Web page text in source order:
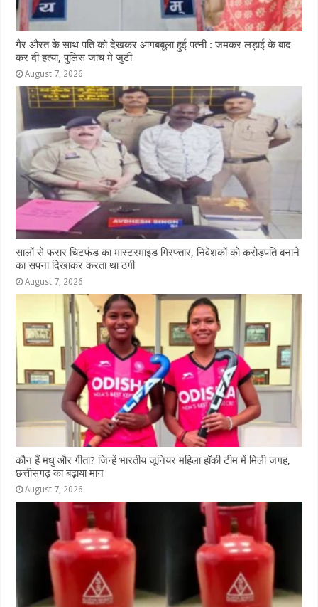
गैर औरत के साथ पति को देखकर आगबबूला हुई पत्नी : जमकर लड़ाई के बाद
कर दी हत्या, पुलिस जांच मे जुटी
August 7, 2026
सालों से फरार चिटफंड का मास्टरमाइंड गिरफ्तार, निवेशकों को करोड़पति बनाने
का सपना दिखाकर करता था ठगी
August 7, 2026
कौन हैं मधु और गीता? जिन्हें भारतीय जूनियर महिला हॉकी टीम में मिली जगह,
छत्तीसगढ़ का बढ़ाया मान
August 7, 2026